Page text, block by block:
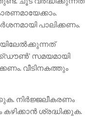
പാലിക്കണം.
സമയമായി
വീടിനകത്തും
നിർജ്ജലീകരണം
ശ്രദ്ധിക്കുക.